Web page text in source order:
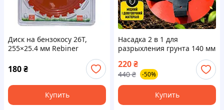
Диск на бензокосу 26Т,
255×25.4 мм Rebiner
180₴
Купить
Насадка 2 в 1 для
разрыхления грунта 140 мм
на бензокосу Диск-фреза на
мотокосу с 5 ножами для
культивации
220₴
440 ₴ -50%
Купить